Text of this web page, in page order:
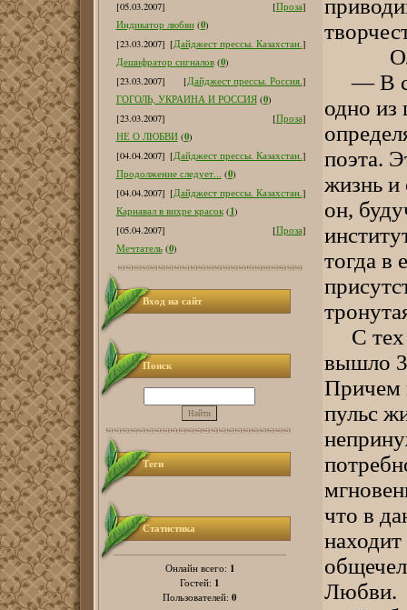
[05.03.2007]
[Проза]
Индикатор любви (0)
[23.03.2007] [Дайджест прессы. Казахстан.]
Дешифратор сигналов (0)
[23.03.2007]
[Дайджест прессы. Россия.]
ГОГОЛЬ, УКРАИНА И РОССИЯ (0)
[23.03.2007]
[Проза]
НЕ О ЛЮБВИ (0)
[04.04.2007] [Дайджест прессы. Казахстан.]
Продолжение следует... (0)
[04.04.2007] [Дайджест прессы. Казахстан.]
Карнавал в вихре красок (1)
[05.04.2007]
[Проза]
Мечтатель (0)
Вход на сайт
Поиск
Теги
Статистика
Онлайн всего: 1
Гостей: 1
Пользователей: 0
— В
одно из
поэта.
жизнь
он,
тогда в
С тех
вышло
Причем
пульс
что в
Любви.